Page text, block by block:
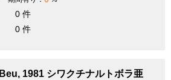
0 件
0 件
Beu, 1981 シワクチナルトボラ亜